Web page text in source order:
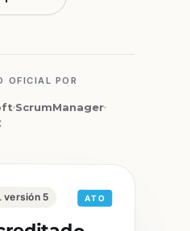
OFICIAL POR
ScrumManager
versión 5 ATO